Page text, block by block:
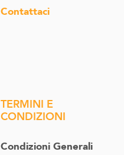
Contattaci
TERMINI E
CONDIZIONI
Condizioni Generali